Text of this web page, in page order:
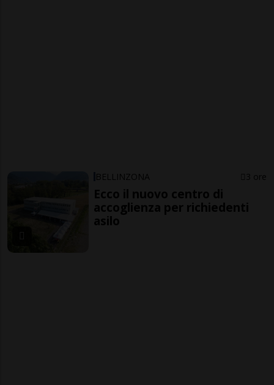
BELLINZONA 3 ore
Ecco il nuovo centro di
accoglienza per richiedenti
asilo